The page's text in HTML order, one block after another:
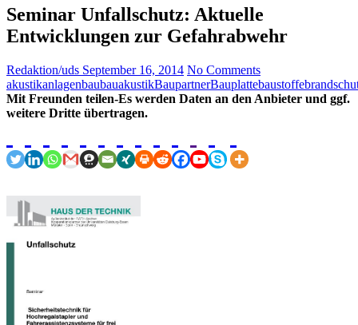
Seminar Unfallschutz: Aktuelle
Entwicklungen zur Gefahrabwehr
Redaktion/uds September 16, 2014 No Comments
akustikanlagenbaubauakustikBaupartnerBauplattebaustoffe
Mit Freunden teilen-Es werden Daten an den Anbieter und ggf.
weitere Dritte übertragen.